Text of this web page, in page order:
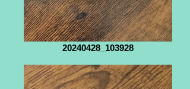
20240428_103928